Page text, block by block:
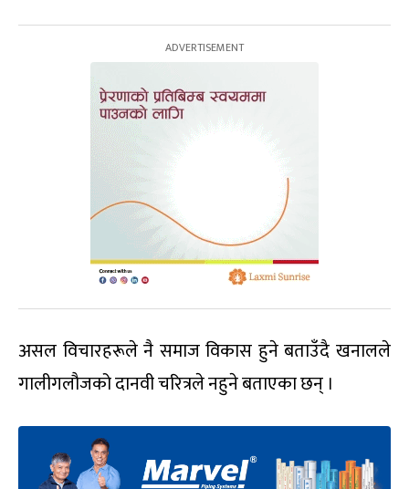
असल विचारहरूले नै समाज विकास हुने बताउँदै खनालले
गालीगलौजको दानवी चरित्रले नहुने बताएका छन् ।